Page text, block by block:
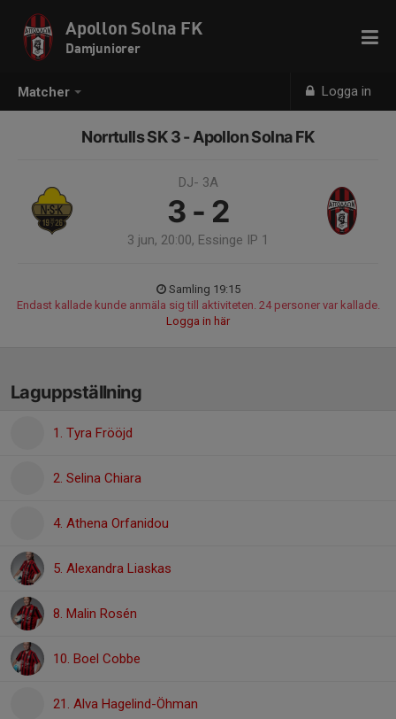
Matcher Logga in
Apollon Solna FK
Damjuniorer
Norrtulls SK 3 - Apollon Solna FK
DJ- 3A
3 - 2
3 jun, 20:00, Essinge IP 1
Samling 19:15
Endast kallade kunde anmäla sig till aktiviteten. 24 personer var kallade.
Logga in här
Laguppställning
1. Tyra Frööjd
2. Selina Chiara
4. Athena Orfanidou
5. Alexandra Liaskas
8. Malin Rosén
10. Boel Cobbe
21. Alva Hagelind-Öhman